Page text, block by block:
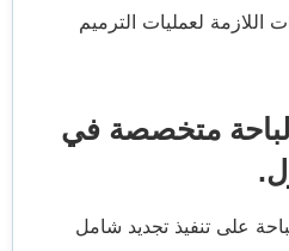
اللازمة لعمليات الترميم
متخصصة في
على تنفيذ تجديد شامل